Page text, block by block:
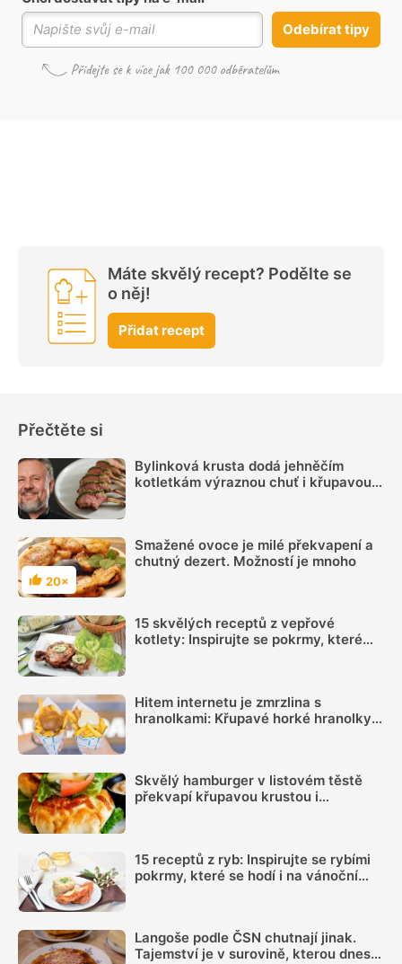
Odebírat tipy
Máte skvělý recept? Podělte se
o něj!
Přidat recept
Přečtěte si
Bylinková krusta dodá jehněčím
kotletkám výraznou chuť i křupavou
Hodnocení
20×
Smažené ovoce je milé překvapení a
chutný dezert. Možností je mnoho
15 skvělých receptů z vepřové
kotlety: Inspirujte se pokrmy, které
Hitem internetu je zmrzlina s
hranolkami: Křupavé horké hranolky s
Skvělý hamburger v listovém těstě
překvapí křupavou krustou i
15 receptů z ryb: Inspirujte se rybími
pokrmy, které se hodí i na vánoční
Langoše podle ČSN chutnají jinak.
Tajemství je v surovině, kterou dnes